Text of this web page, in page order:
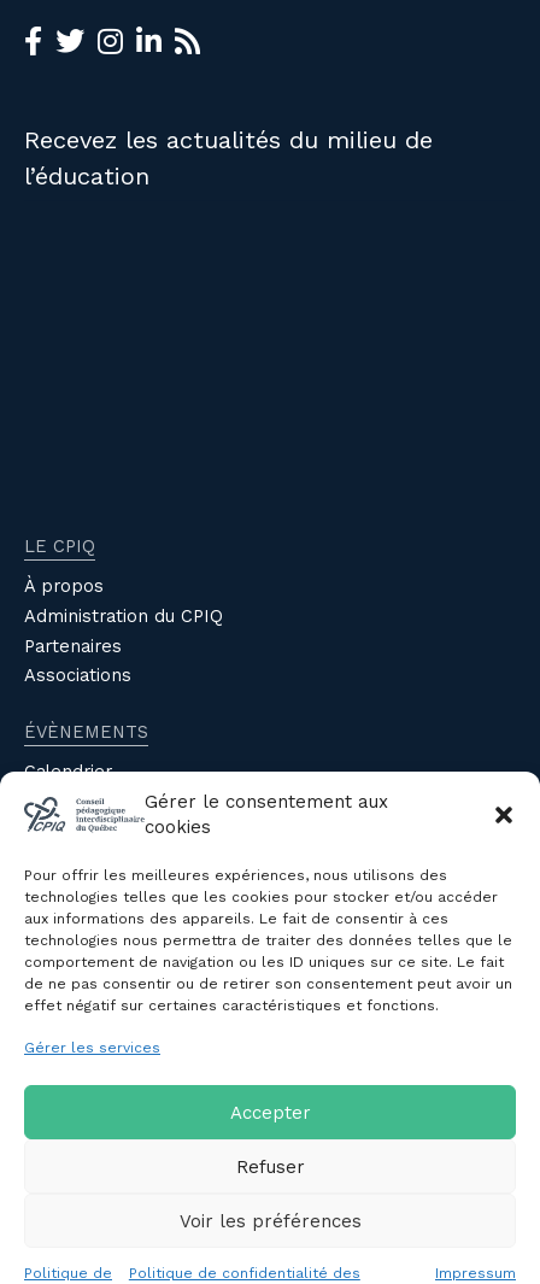
Gérer le consentement aux
cookies
Pour offrir les meilleures expériences, nous utilisons des
technologies telles que les cookies pour stocker et/ou accéder
aux informations des appareils. Le fait de consentir à ces
technologies nous permettra de traiter des données telles que le
comportement de navigation ou les ID uniques sur ce site. Le fait
de ne pas consentir ou de retirer son consentement peut avoir un
effet négatif sur certaines caractéristiques et fonctions.
Gérer les services
Accepter
Refuser
Voir les préférences
Politique de Politique de confidentialité des Impressum
Recevez les actualités du milieu de
l’éducation
LE CPIQ
À propos
Administration du CPIQ
Partenaires
Associations
ÉVÈNEMENTS
Calendrier
Évènements du CPIQ
Revue
Avis et mémoires
Autres publications
NOUS JOINDRE
Politique de confidentialité des
Politique de cookies (CA)
Copyright © 2026 Conseil pédagogique interdisciplinaire du